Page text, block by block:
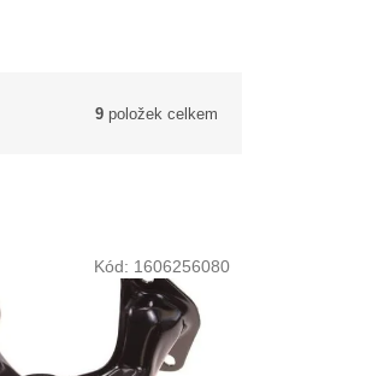
9 položek celkem
Kód: 1606256080